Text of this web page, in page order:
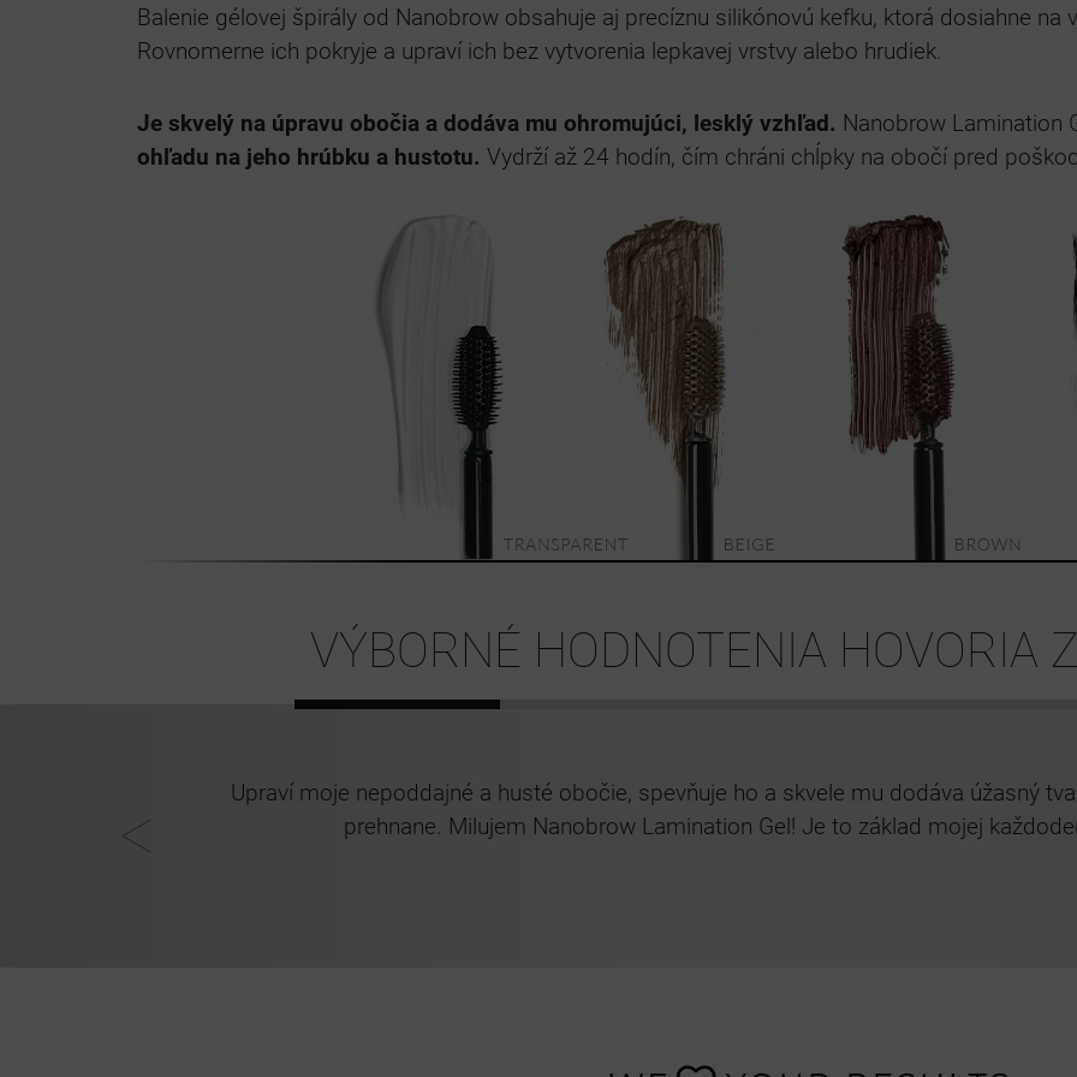
Balenie gélovej špirály od Nanobrow obsahuje aj precíznu silikónovú kefku, ktorá dosiahne na
Rovnomerne ich pokryje a upraví ich bez vytvorenia lepkavej vrstvy alebo hrudiek.
Je skvelý na úpravu obočia a dodáva mu ohromujúci, lesklý vzhľad. Nanobrow Lamination
ohľadu na jeho hrúbku a hustotu. Vydrží až 24 hodín, čím chráni chĺpky na obočí pred
VÝBORNÉ HODNOTENIA HOVORIA
Upraví moje nepoddajné a husté obočie, spevňuje ho a skvele mu dodáva úžasný
prehnane. Milujem Nanobrow Lamination Gel! Je to základ mojej